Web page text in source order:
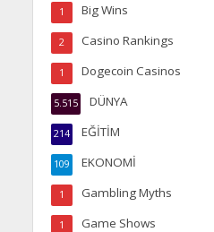
Big Wins
1
Casino Rankings
2
Dogecoin Casinos
1
DÜNYA
5.515
EĞİTİM
214
EKONOMİ
109
Gambling Myths
1
Game Shows
1